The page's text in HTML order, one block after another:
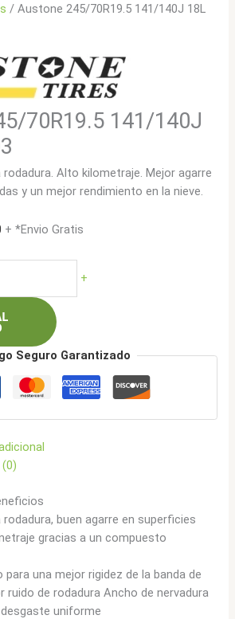
/ Austone 245/70R19.5 141/140J 18L
70R19.5 141/140J
Alto kilometraje. Mejor agarre
y un mejor rendimiento en la nieve.
El
$891.900.
+ *Envio Gratis
+
Seguro Garantizado
buen agarre en superficies
gracias a un compuesto
para una mejor rigidez de la banda de
ruido de rodadura Ancho de nervadura
uniforme